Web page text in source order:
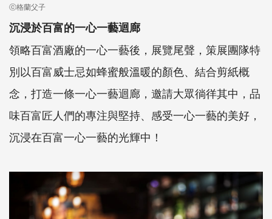
ⓒ格蘭父子
沉浸於百富的一心一藝迴廊
領略百富酒廠的一心一藝後，展覽尾聲，策展團隊特
別以百富威士忌如蜂蜜般溫暖的顏色、結合剪紙概
念，打造一條一心一藝迴廊，邀請大眾徜徉其中，品
味百富匠人們的專注與堅持、感受一心一藝的美好，
沉浸在百富一心一藝的光輝中！